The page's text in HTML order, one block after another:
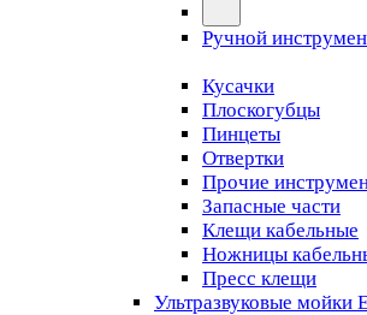
Ручной
Кусачки
Плоскогубцы
Пинцеты
Отвертки
Прочие
Запасные части
Клещи кабельные
Ножницы
Пресс клещи
Ультразвуковые мойки